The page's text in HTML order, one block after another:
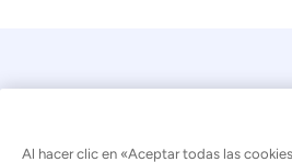
Al hacer clic en «Aceptar todas las